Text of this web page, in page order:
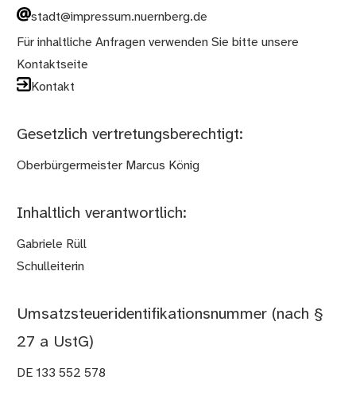
stadt@impressum.nuernberg.de
Für inhaltliche Anfragen verwenden Sie bitte unsere
Kontaktseite
Kontakt
Gesetzlich vertretungsberechtigt:
Oberbürgermeister Marcus König
Inhaltlich verantwortlich:
Gabriele Rüll
Schulleiterin
Umsatz­steuer­identifi­kations­nummer (nach §
27 a UstG)
DE 133 552 578